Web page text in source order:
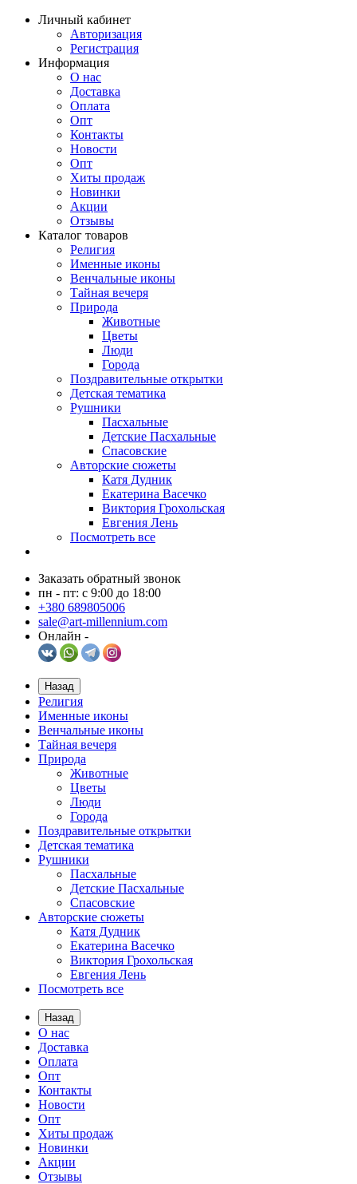
Личный кабинет
Авторизация
Регистрация
Информация
О нас
Доставка
Оплата
Опт
Контакты
Новости
Опт
Хиты продаж
Новинки
Акции
Отзывы
Каталог товаров
Религия
Именные иконы
Венчальные иконы
Тайная вечеря
Природа
Животные
Цветы
Люди
Города
Поздравительные открытки
Детская тематика
Рушники
Пасхальные
Детские Пасхальные
Спасовские
Авторские сюжеты
Катя Дудник
Екатерина Васечко
Виктория Грохольская
Евгения Лень
Посмотреть все
Заказать обратный звонок
пн - пт: с 9:00 до 18:00
+380 689805006
sale@art-millennium.com
Онлайн -
Назад
Религия
Именные иконы
Венчальные иконы
Тайная вечеря
Природа
Животные
Цветы
Люди
Города
Поздравительные открытки
Детская тематика
Рушники
Пасхальные
Детские Пасхальные
Спасовские
Авторские сюжеты
Катя Дудник
Екатерина Васечко
Виктория Грохольская
Евгения Лень
Посмотреть все
Назад
О нас
Доставка
Оплата
Опт
Контакты
Новости
Опт
Хиты продаж
Новинки
Акции
Отзывы